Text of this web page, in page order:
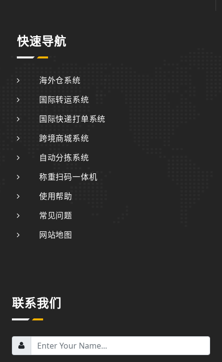
快速导航
海外仓系统
国际转运系统
国际快递打单系统
跨境商城系统
自动分拣系统
称重扫码一体机
使用帮助
常见问题
网站地图
联系我们